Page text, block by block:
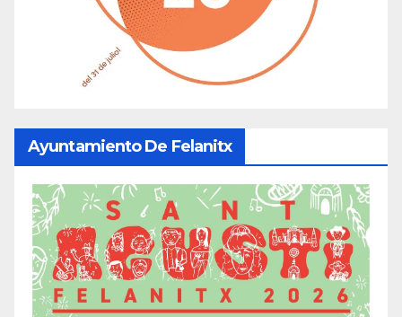
Ayuntamiento De Felanitx